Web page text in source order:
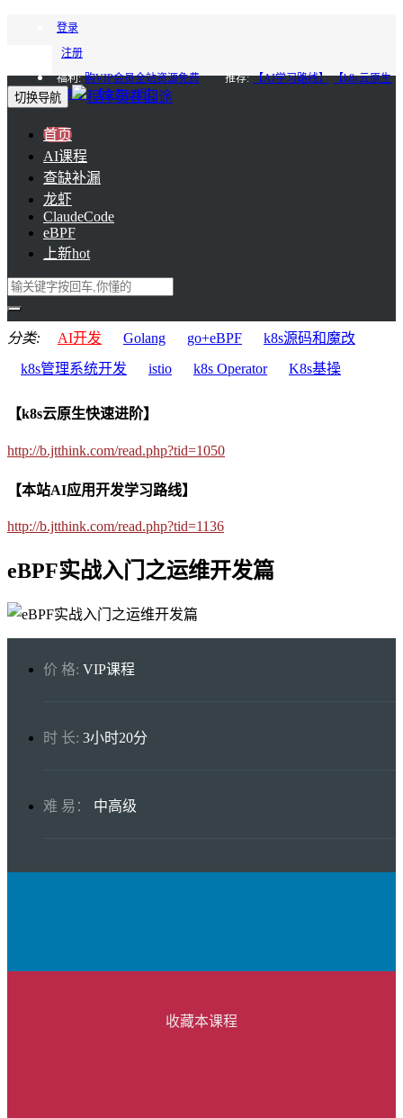
登录
注册
福利: 购VIP会员全站资源免费 推荐: 【AI学习路线】 【k8s云原生
进阶】 【会员85折】
切换导航
首页
AI课程
查缺补漏
龙虾
ClaudeCode
eBPF
上新hot
分类: AI开发 Golang go+eBPF
k8s源码和魔改
k8s管理系统开发
istio k8s Operator K8s基操
【k8s云原生快速进阶】
http://b.jtthink.com/read.php?tid=1050
【本站AI应用开发学习路线】
http://b.jtthink.com/read.php?tid=1136
eBPF实战入门之运维开发篇
价 格: VIP课程
时 长: 3小时20分
难 易： 中高级
收藏本课程